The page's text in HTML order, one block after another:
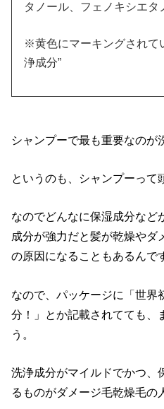
タノール、フェノキシエタ
※黄色にマーキングされて
浄成分”
シャンプーで最も重要なのが
というのも、シャンプーって
なのでどんなに保湿成分など
成分が強力だと髪が乾燥やダ
の原因になることもあるんで
なので、パッケージに「世界
分！」とか記載されてても、
う。
洗浄成分がマイルドでかつ、
るものがダメージ毛乾燥毛の